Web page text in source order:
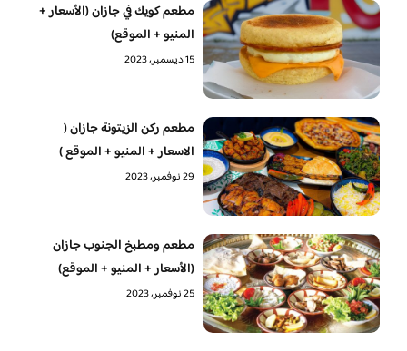
مطعم كويك في جازان (الأسعار +
المنيو + الموقع)
15 ديسمبر، 2023
مطعم ركن الزيتونة جازان (
الاسعار + المنيو + الموقع )
29 نوفمبر، 2023
مطعم ومطبخ الجنوب جازان
(الأسعار + المنيو + الموقع)
25 نوفمبر، 2023